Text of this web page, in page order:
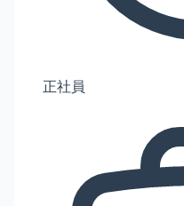
正社員